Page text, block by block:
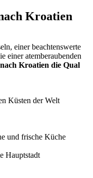
Kroatien
einer beachtenswerte
einer atemberaubenden
Kroatien die Qual
Küsten der Welt
und frische Küche
Hauptstadt